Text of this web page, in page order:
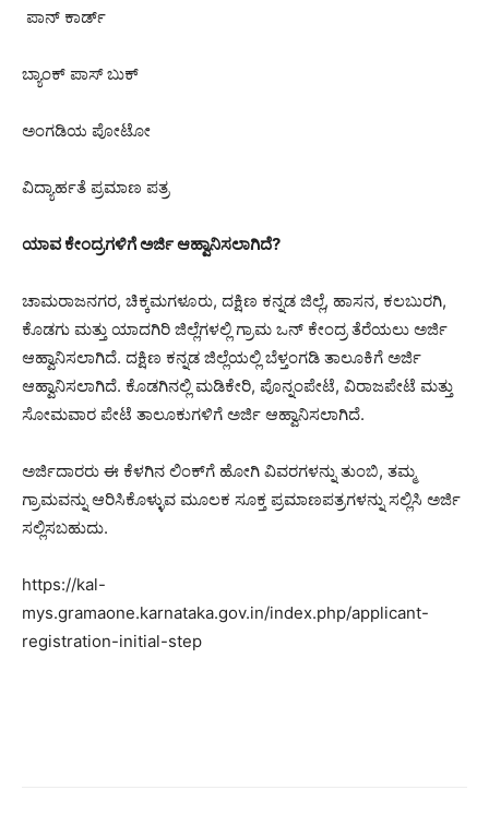
ಪಾನ್ ಕಾರ್ಡ್‌
ಬ್ಯಾಂಕ್ ಪಾಸ್ ಬುಕ್
ಅಂಗಡಿಯ ಪೋಟೋ
ವಿದ್ಯಾರ್ಹತೆ ಪ್ರಮಾಣ ಪತ್ರ
ಯಾವ ಕೇಂದ್ರಗಳಿಗೆ ಅರ್ಜಿ ಆಹ್ವಾನಿಸಲಾಗಿದೆ?
ಚಾಮರಾಜನಗರ, ಚಿಕ್ಕಮಗಳೂರು, ದಕ್ಷಿಣ ಕನ್ನಡ ಜಿಲ್ಲೆ, ಹಾಸನ, ಕಲಬುರಗಿ,
ಕೊಡಗು ಮತ್ತು ಯಾದಗಿರಿ ಜಿಲ್ಲೆಗಳಲ್ಲಿ ಗ್ರಾಮ ಒನ್ ಕೇಂದ್ರ ತೆರೆಯಲು ಅರ್ಜಿ
ಆಹ್ವಾನಿಸಲಾಗಿದೆ. ದಕ್ಷಿಣ ಕನ್ನಡ ಜಿಲ್ಲೆಯಲ್ಲಿ ಬೆಳ್ತಂಗಡಿ ತಾಲೂಕಿಗೆ ಅರ್ಜಿ
ಆಹ್ವಾನಿಸಲಾಗಿದೆ. ಕೊಡಗಿನಲ್ಲಿ ಮಡಿಕೇರಿ, ಪೊನ್ನಂಪೇಟೆ, ವಿರಾಜಪೇಟೆ ಮತ್ತು
ಸೋಮವಾರ ಪೇಟೆ ತಾಲೂಕುಗಳಿಗೆ ಅರ್ಜಿ ಆಹ್ವಾನಿಸಲಾಗಿದೆ.
ಅರ್ಜಿದಾರರು ಈ ಕೆಳಗಿನ ಲಿಂಕ್‌ಗೆ ಹೋಗಿ ವಿವರಗಳನ್ನು ತುಂಬಿ, ತಮ್ಮ
ಗ್ರಾಮವನ್ನು ಆರಿಸಿಕೊಳ್ಳುವ ಮೂಲಕ ಸೂಕ್ತ ಪ್ರಮಾಣಪತ್ರಗಳನ್ನು ಸಲ್ಲಿಸಿ ಅರ್ಜಿ
ಸಲ್ಲಿಸಬಹುದು.
https://kal-
mys.gramaone.karnataka.gov.in/index.php/applicant-
registration-initial-step